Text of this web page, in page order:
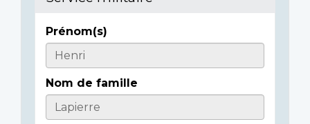
Informations
sur
l'individu
Prénom(s)
Nom de famille